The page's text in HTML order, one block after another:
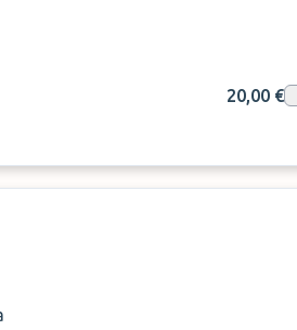
20,00 €